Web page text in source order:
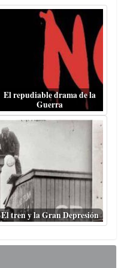
El repudiable drama de la
Guerra
El tren y la Gran Depresión